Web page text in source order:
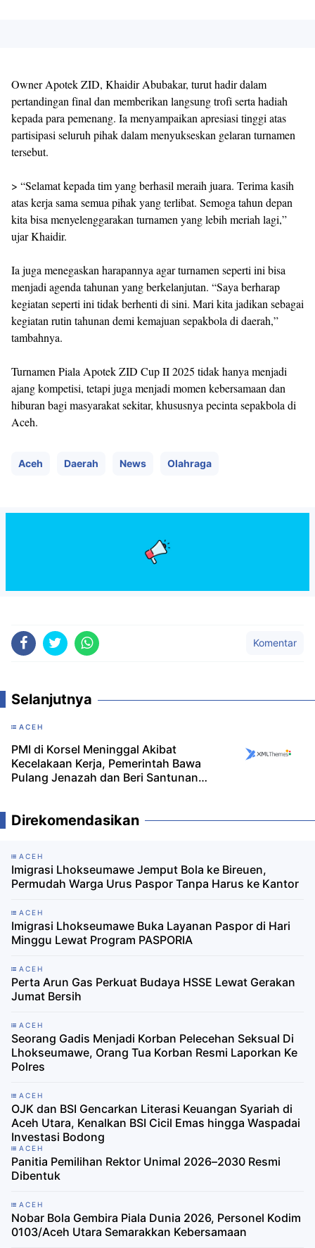
Owner Apotek ZID, Khaidir Abubakar, turut hadir dalam
pertandingan final dan memberikan langsung trofi serta hadiah
kepada para pemenang. Ia menyampaikan apresiasi tinggi atas
partisipasi seluruh pihak dalam menyukseskan gelaran turnamen
tersebut.
> “Selamat kepada tim yang berhasil meraih juara. Terima kasih
atas kerja sama semua pihak yang terlibat. Semoga tahun depan
kita bisa menyelenggarakan turnamen yang lebih meriah lagi,”
ujar Khaidir.
Ia juga menegaskan harapannya agar turnamen seperti ini bisa
menjadi agenda tahunan yang berkelanjutan. “Saya berharap
kegiatan seperti ini tidak berhenti di sini. Mari kita jadikan sebagai
kegiatan rutin tahunan demi kemajuan sepakbola di daerah,”
tambahnya.
Turnamen Piala Apotek ZID Cup II 2025 tidak hanya menjadi
ajang kompetisi, tetapi juga menjadi momen kebersamaan dan
hiburan bagi masyarakat sekitar, khususnya pecinta sepakbola di
Aceh.
Aceh Daerah News Olahraga
Komentar
Selanjutnya
ACEH
PMI di Korsel Meninggal Akibat
Kecelakaan Kerja, Pemerintah Bawa
Pulang Jenazah dan Beri Santunan
Direkomendasikan
ACEH
Imigrasi Lhokseumawe Jemput Bola ke Bireuen,
Permudah Warga Urus Paspor Tanpa Harus ke Kantor
ACEH
Imigrasi Lhokseumawe Buka Layanan Paspor di Hari
Minggu Lewat Program PASPORIA
ACEH
Perta Arun Gas Perkuat Budaya HSSE Lewat Gerakan
Jumat Bersih
ACEH
Seorang Gadis Menjadi Korban Pelecehan Seksual Di
Lhokseumawe, Orang Tua Korban Resmi Laporkan Ke
Polres
ACEH
OJK dan BSI Gencarkan Literasi Keuangan Syariah di
Aceh Utara, Kenalkan BSI Cicil Emas hingga Waspadai
Investasi Bodong
ACEH
Panitia Pemilihan Rektor Unimal 2026–2030 Resmi
Dibentuk
ACEH
Nobar Bola Gembira Piala Dunia 2026, Personel Kodim
0103/Aceh Utara Semarakkan Kebersamaan